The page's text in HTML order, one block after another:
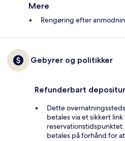
Mere
Rengøring efter
Gebyrer og politikker
Refunderbart
Dette overnatningssteds
betales via et sikkert
betales på forhånd for